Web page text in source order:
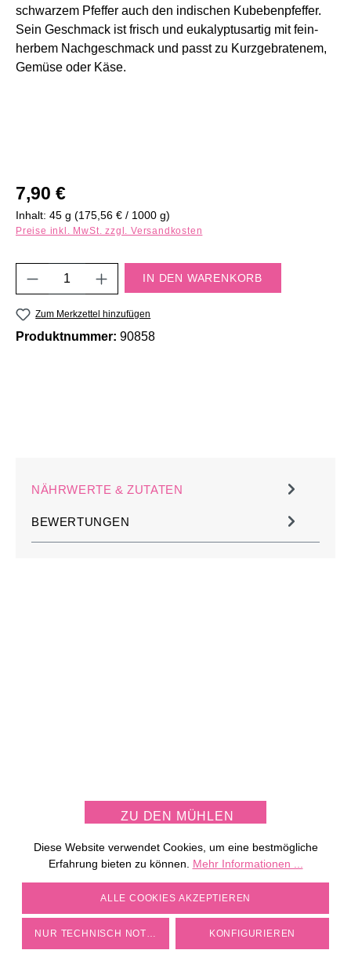
schwarzem Pfeffer auch den indischen Kubebenpfeffer.
Sein Geschmack ist frisch und eukalyptusartig mit fein-
herbem Nachgeschmack und passt zu Kurzgebratenem,
Gemüse oder Käse.
Regulärer Preis:
7,90 €
Inhalt: 45 g (175,56 € / 1000 g)
Preise inkl. MwSt. zzgl. Versandkosten
Produkt Anzahl: Gib den gewünschten
IN DEN WARENKORB
Zum Merkzettel hinzufügen
Produktnummer: 90858
NÄHRWERTE & ZUTATEN
BEWERTUNGEN
ZU DEN MÜHLEN
Diese Website verwendet Cookies, um eine bestmögliche
Erfahrung bieten zu können. Mehr Informationen ...
COOKIE-EINSTELLUNGEN
ALLE COOKIES AKZEPTIEREN
NUR TECHNISCH NOTWENDIGE KONFIGURIEREN